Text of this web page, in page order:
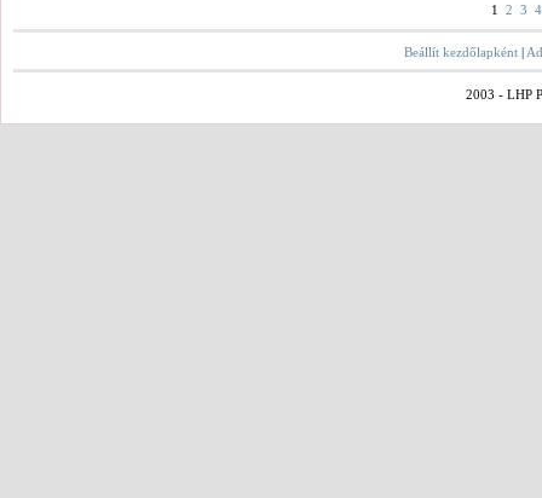
1 2 3 4
Beállít kezdőlapként |
2003 - LHP